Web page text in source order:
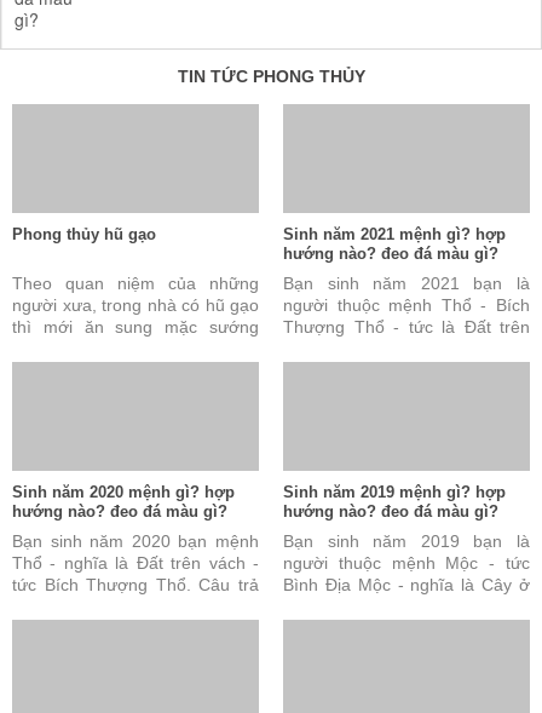
TIN TỨC PHONG THỦY
Phong thủy hũ gạo
Theo quan niệm của những
người xưa, trong nhà có hũ gạo
thì mới ăn sung mặc sướng
Sinh năm 2021 mệnh gì? hợp
hướng nào? đeo đá màu gì?
Bạn sinh năm 2021 bạn là
người thuộc mệnh Thổ - Bích
Thượng Thổ - tức là Đất trên
Sinh năm 2020 mệnh gì? hợp
hướng nào? đeo đá màu gì?
Bạn sinh năm 2020 bạn mệnh
Thổ - nghĩa là Đất trên vách -
tức Bích Thượng Thổ. Câu trả
Sinh năm 2019 mệnh gì? hợp
hướng nào? đeo đá màu gì?
Bạn sinh năm 2019 bạn là
người thuộc mệnh Mộc - tức
Bình Địa Mộc - nghĩa là Cây ở